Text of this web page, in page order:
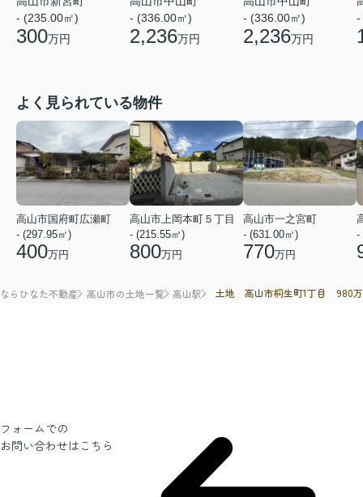
- (235.00㎡)
300万円
- (336.00㎡)
2,236万円
- (336.00㎡)
2,236万円
-
よく見られている物件
高山市国府町広瀬町
- (297.95㎡)
400万円
高山市上岡本町５丁目
- (215.55㎡)
800万円
高山市一之宮町
- (631.00㎡)
770万円
-
らひなた不動産 高山市の土地一覧 高山駅 土地 高山市桐生町1丁目 980万
フォームでの
お問い合わせはこちら